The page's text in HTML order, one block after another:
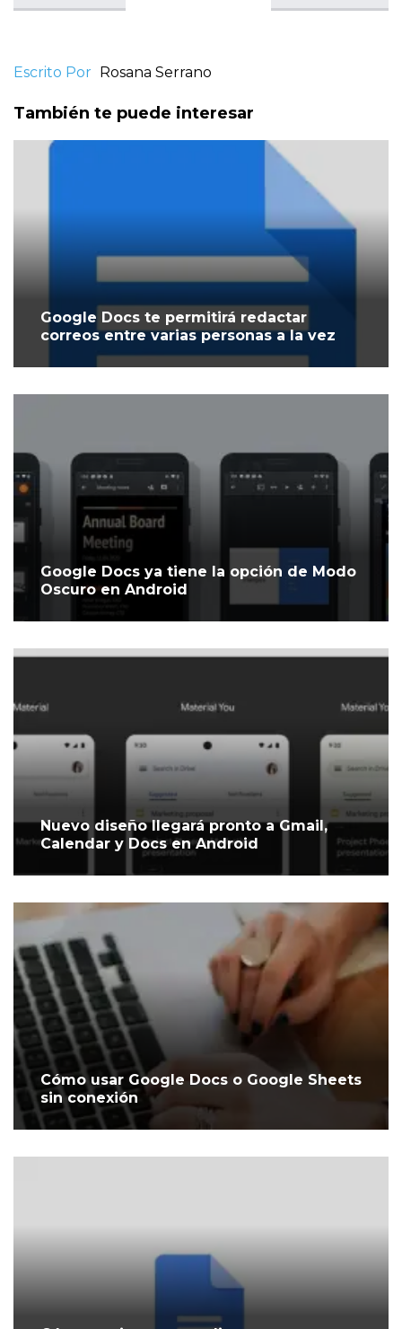
Escrito Por Rosana Serrano
También te puede interesar
Google Docs te permitirá redactar
correos entre varias personas a la vez
Google Docs ya tiene la opción de Modo
Oscuro en Android
Nuevo diseño llegará pronto a Gmail,
Calendar y Docs en Android
Cómo usar Google Docs o Google Sheets
sin conexión